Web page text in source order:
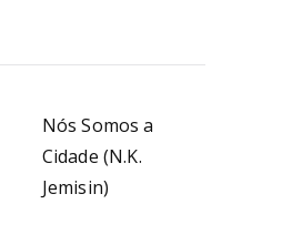
Nós Somos a
Cidade (N.K.
Jemisin)